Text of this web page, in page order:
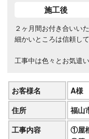
施工後
２ヶ月間お付き合いい
細かいところは信頼し
工事中は色々とお気遣
お客様名
A様
住所
福山
工事内容
①屋